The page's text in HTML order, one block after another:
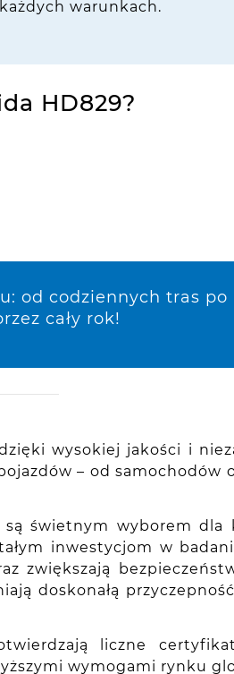
każdych warunkach.
HD829?
od codziennych tras po
cały rok!
wysokiej jakości i
– od samochodów
świetnym wyborem dla
inwestycjom w
zwiększają
doskonałą
liczne
wymogami rynku